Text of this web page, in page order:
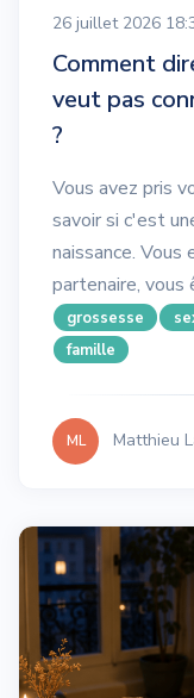
26 juillet 2026
Comment
veut pas
?
Vous avez pris
savoir si c'est
naissance. Vous
partenaire, vous
grossesse
famille
ML Matthieu